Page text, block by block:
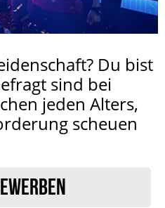
Du bist
sind bei
jeden Alters,
scheuen